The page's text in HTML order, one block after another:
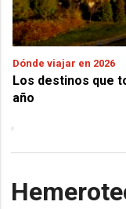
Dónde viajar en 2026
Los destinos que
año